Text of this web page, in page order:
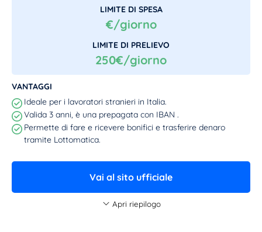
LIMITE DI SPESA
€/giorno
LIMITE DI PRELIEVO
250€/giorno
VANTAGGI
Ideale per i lavoratori stranieri in Italia.
Valida 3 anni, è una prepagata con IBAN .
Permette di fare e ricevere bonifici e trasferire denaro
tramite Lottomatica.
Vai al sito ufficiale
Apri riepilogo